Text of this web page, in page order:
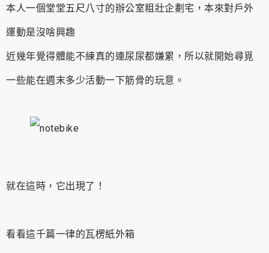
本人一個堂堂五尺八寸的辦公室粗壯企劃宅，本來對戶外
運動是沒啥興趣
近幾年覺得體能不練真的連尿尿都嫌累，所以就開始尋覓
一些能在週末多少活動一下筋骨的玩意。
就在這時，它出現了！
看看這千篇一律的瓦楞紙外箱